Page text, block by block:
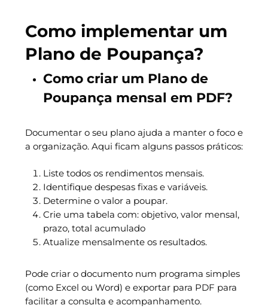
Como implementar um
Plano de Poupança?
Como criar um Plano de
Poupança mensal em PDF?
Documentar o seu plano ajuda a manter o foco e
a organização. Aqui ficam alguns passos práticos:
Liste todos os rendimentos mensais.
Identifique despesas fixas e variáveis.
Determine o valor a poupar.
Crie uma tabela com: objetivo, valor mensal,
prazo, total acumulado
Atualize mensalmente os resultados.
Pode criar o documento num programa simples
(como Excel ou Word) e exportar para PDF para
facilitar a consulta e acompanhamento.